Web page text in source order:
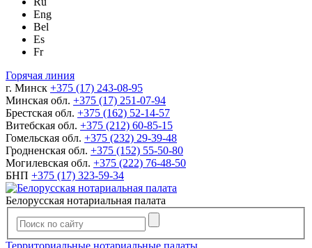
Eng
Bel
Es
Fr
Горячая линия
г. Минск +375 (17) 243-08-95
Минская обл. +375 (17) 251-07-94
Брестская обл. +375 (162) 52-14-57
Витебская обл. +375 (212) 60-85-15
Гомельская обл. +375 (232) 29-39-48
Гродненская обл. +375 (152) 55-50-80
Могилевская обл. +375 (222) 76-48-50
БНП +375 (17) 323-59-34
Белорусская нотариальная палата
Территориальные нотариальные палаты